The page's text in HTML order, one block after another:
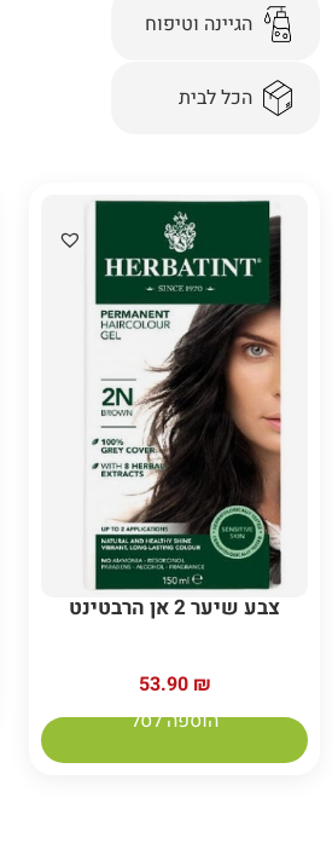
הגיינה וטיפוח
הכל לבית
צבע שיער 2 אן הרבטינט
53.90 ₪
הוספה לסל